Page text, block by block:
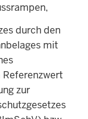
durch den
mit
Referenzwert
zur